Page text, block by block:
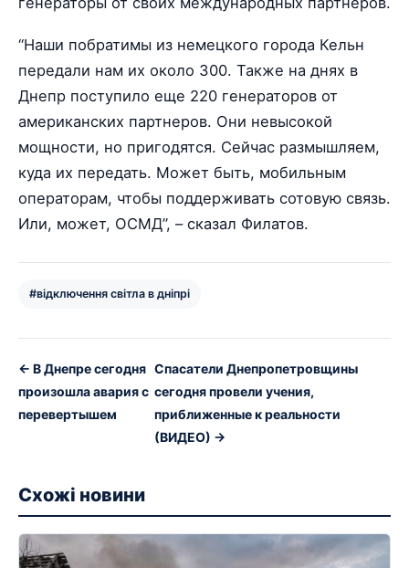
“Наши побратимы из немецкого города Кельн
передали нам их около 300. Также на днях в
Днепр поступило еще 220 генераторов от
американских партнеров. Они невысокой
мощности, но пригодятся. Сейчас размышляем,
куда их передать. Может быть, мобильным
операторам, чтобы поддерживать сотовую связь.
Или, может, ОСМД”, – сказал Филатов.
#відключення світла в дніпрі
← В Днепре сегодня
произошла авария с
перевертышем
Спасатели Днепропетровщины
сегодня провели учения,
приближенные к реальности
(ВИДЕО) →
Схожі новини